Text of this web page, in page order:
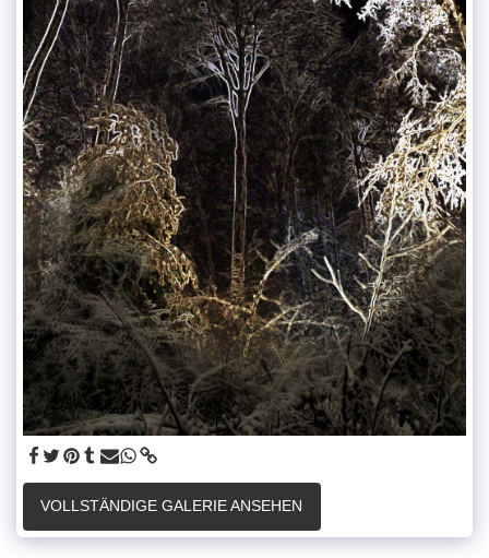
VOLLSTÄNDIGE GALERIE ANSEHEN